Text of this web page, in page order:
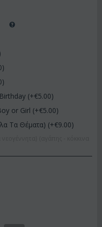
)
)
(+€5.00)
or Girl (+€5.00)
Τα Θέματα) (+€9.00)